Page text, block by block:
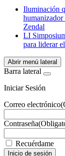
WhatsApp
Iluminación
Zendal
LI
para liderar
Abrir menú lateral
Barra lateral
Iniciar Sesión
Correo electrónico
Contraseña
Recuérdame